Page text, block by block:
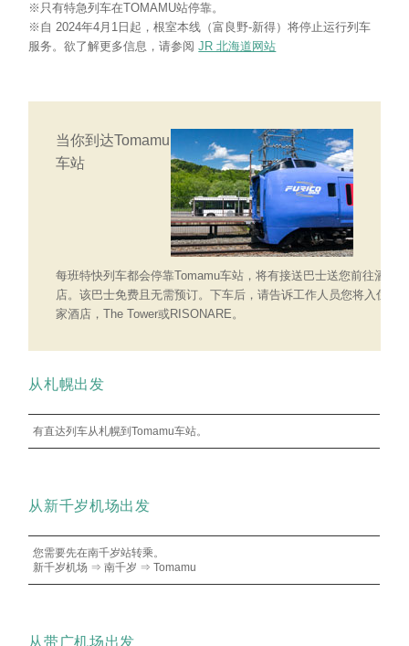
※只有特急列车在TOMAMU站停靠。
※自 2024年4月1日起，根室本线（富良野-新得）将停止运行列车
服务。欲了解更多信息，请参阅JR 北海道网站
当你到达Tomamu
车站
每班特快列车都会停靠Tomamu车站，将有接送巴士送您前往酒
店。该巴士免费且无需预订。下车后，请告诉工作人员您将入住哪
家酒店，The Tower或RISONARE。
从札幌出发
有直达列车从札幌到Tomamu车站。
从新千岁机场出发
您需要先在南千岁站转乘。
新千岁机场 ⇒ 南千岁 ⇒ Tomamu
从带广机场出发